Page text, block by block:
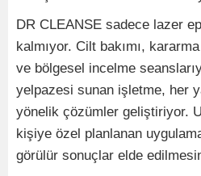
DR CLEANSE sadece lazer
kalmıyor. Cilt bakımı,
ve bölgesel incelme
yelpazesi sunan işletme, her
yönelik çözümler geliştiriyor.
kişiye özel planlanan
görülür sonuçlar elde